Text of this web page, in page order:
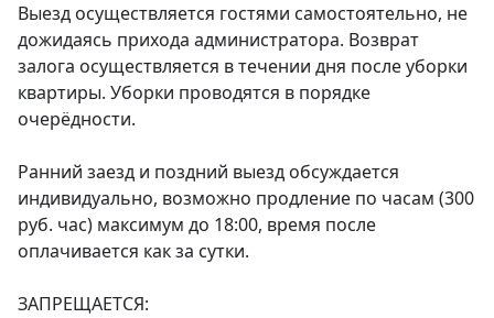
Выезд осуществляется гостями самостоятельно, не
дожидаясь прихода администратора. Возврат
залога осуществляется в течении дня после уборки
квартиры. Уборки проводятся в порядке
очерёдности.
Ранний заезд и поздний выезд обсуждается
индивидуально, возможно продление по часам (300
руб. час) максимум до 18:00, время после
оплачивается как за сутки.
ЗАПРЕЩАЕТСЯ: